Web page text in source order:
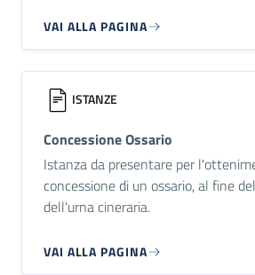
VAI ALLA PAGINA
ISTANZE
Concessione Ossario
Istanza da presentare per
concessione di un ossario, al fine
dell'urna cineraria.
VAI ALLA PAGINA